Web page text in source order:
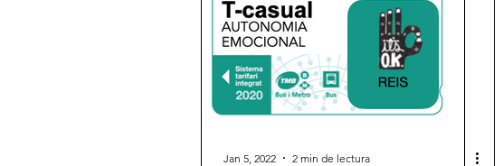
Jan 5, 2022 2 min de lectura